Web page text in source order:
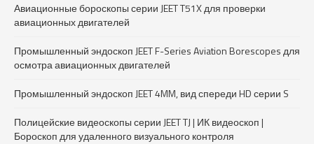
Авиационные бороскопы серии JEET T51X для проверки
авиационных двигателей
Промышленный эндоскоп JEET F-Series Aviation Borescopes для
осмотра авиационных двигателей
Промышленный эндоскоп JEET 4MM, вид спереди HD серии S
Полицейские видеоскопы серии JEET TJ | ИК видеоскоп |
Бороскоп для удаленного визуального контроля